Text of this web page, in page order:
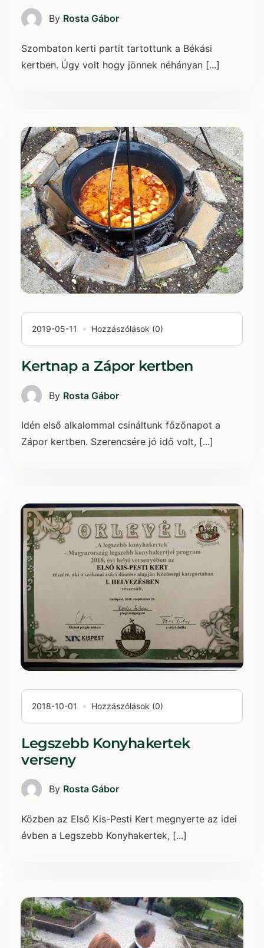
By Rosta Gábor
Szombaton kerti partit tartottunk a Békási
kertben. Úgy volt hogy jönnek néhányan [...]
2019-05-11 Hozzászólások (0)
Kertnap a Zápor kertben
By Rosta Gábor
Idén első alkalommal csináltunk főzőnapot a
Zápor kertben. Szerencsére jó idő volt, [...]
2018-10-01 Hozzászólások (0)
Legszebb Konyhakertek
verseny
By Rosta Gábor
Közben az Első Kis-Pesti Kert megnyerte az idei
évben a Legszebb Konyhakertek, [...]